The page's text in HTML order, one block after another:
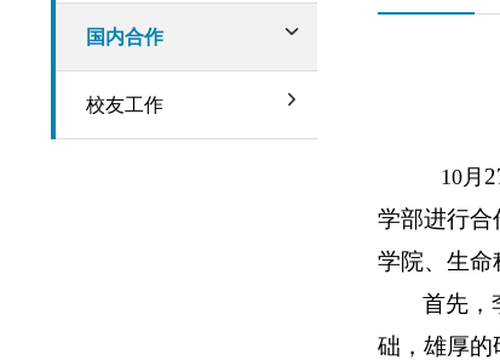
国内合作
校友工作
10月
学部进行合
学院、生命
首先，
础，雄厚的